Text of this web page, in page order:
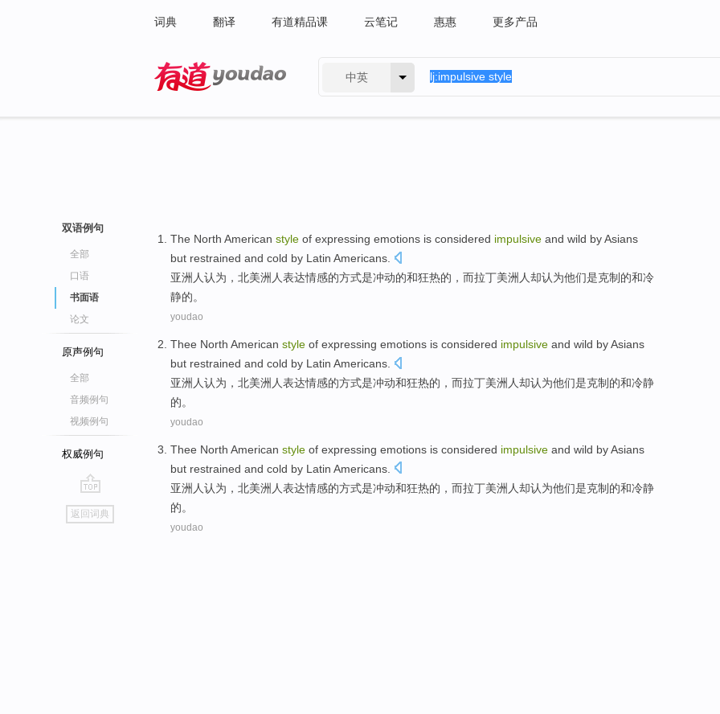
词典 翻译 有道精品课 云笔记 惠惠 更多产品
中英
双语例句
全部
口语
书面语
论文
原声例句
全部
音频例句
视频例句
权威例句
go
top
返回词典
The North American style of expressing emotions is considered impulsive and wild byAsians
but restrained and cold by Latin Americans.
亚洲人认为 ， 北美洲 人表达情感的方式是冲动的和狂热的， 而拉丁美洲人却认为他们是克制 的和冷
静的。
youdao
Thee North American style of expressing emotions is considered impulsive and wild byAsians
but restrained and cold by Latin Americans.
亚洲人认为 ， 北美洲 人表达情感的方式是冲动和狂热的， 而拉丁美洲人却认为他们是克制 的和冷静
的。
youdao
Thee North American style of expressing emotions is considered impulsive and wild byAsians
but restrained and cold by Latin Americans.
亚洲人认为 ， 北美洲 人表达情感的方式是冲动和狂热的， 而拉丁美洲人却认为他们是克制的和冷静
的。
youdao